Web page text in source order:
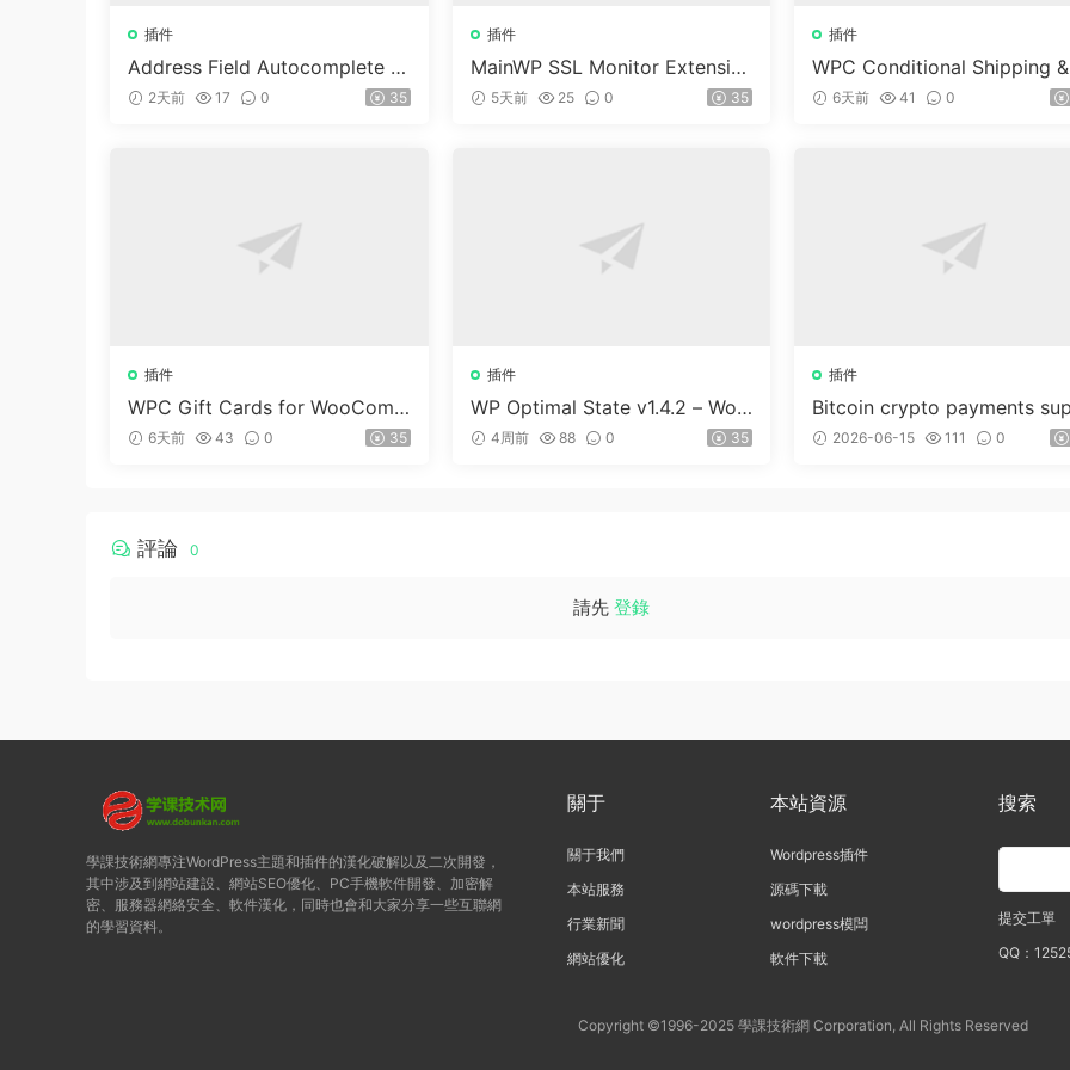
插件
Address Field Autocomplete F
or WooCommerce v1.3.2
2天前 17 0 35
插件
MainWP SSL Monitor Extensio
n v5.2
5天前 25 0 35
插件
WPC Conditional Shipping
ayments (Premium) v1.0.2
6天前 41 0
插件
WPC Gift Cards for WooCom
merce (Premium) v1.0.2
6天前 43 0 35
插件
WP Optimal State v1.4.2 – Wor
dPress 優化、清理和安全套件
4周前 88 0 35
插件
Bitcoin crypto payments
ort for CryptoPay v1.4.3
2026-06-15 111 0
評論 0
請先 登錄
學課技術網專注WordPress主題和插件的漢化破解以及二次開發，
其中涉及到網站建設、網站SEO優化、PC手機軟件開發、加密解
密、服務器網絡安全、軟件漢化，同時也會和大家分享一些互聯網
的學習資料。
關于
關于我們
本站服務
行業新聞
網站優化
本站資源
Wordpress插件
源碼下載
wordpress模闆
軟件下載
搜索
提交工單
QQ：
Copyright ©1996-2025 學課技術網 Corporation, All Rights Reserved